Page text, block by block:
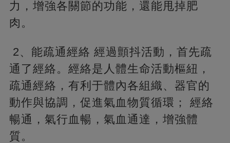
力，增強各關節的功能，還能甩掉肥
肉。
2、能疏通經絡 經過顫抖活動，首先疏
通了經絡。經絡是人體生命活動樞紐，
疏通經絡，有利于體內各組織、器官的
動作與協調，促進氣血物質循環； 經絡
暢通，氣行血暢，氣血通達，增強體
質。